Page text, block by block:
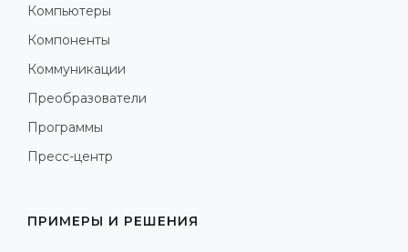
Компьютеры
Компоненты
Коммуникации
Преобразователи
Программы
Пресс-центр
ПРИМЕРЫ И РЕШЕНИЯ